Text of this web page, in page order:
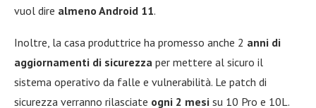
vuol dire almeno Android 11.
Inoltre, la casa produttrice ha promesso anche 2 anni di
aggiornamenti di sicurezza per mettere al sicuro il
sistema operativo da falle e vulnerabilità. Le patch di
sicurezza verranno rilasciate ogni 2 mesi su 10 Pro e 10L.